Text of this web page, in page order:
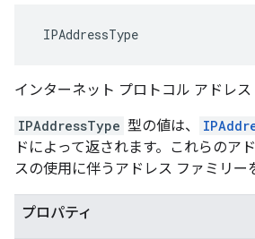
IPAddressType
インターネット プロトコル アドレス
IPAddressType 型の値は、
ドによって返されます。これらのア
スの使用に伴うアドレス ファミリー
プロパティ